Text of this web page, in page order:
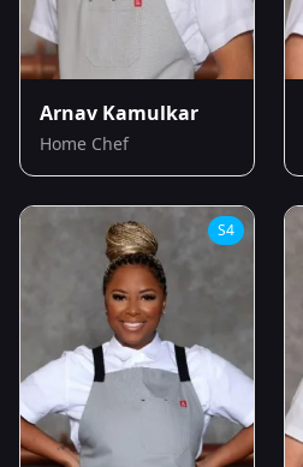
Arnav Kamulkar
Home Chef
S4